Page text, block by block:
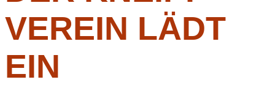
VEREIN LÄDT
EIN